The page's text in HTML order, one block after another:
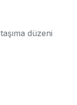
düzeni